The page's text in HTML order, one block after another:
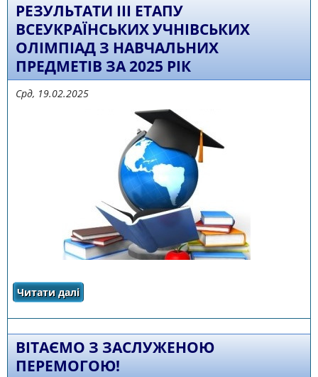
РЕЗУЛЬТАТИ III ЕТАПУ
ВСЕУКРАЇНСЬКИХ УЧНІВСЬКИХ
ОЛІМПІАД З НАВЧАЛЬНИХ
ПРЕДМЕТІВ ЗА 2025 РІК
Срд, 19.02.2025
Читати далі
ПРЕДМЕТІВ ЗА 2025 РІК
ВІТАЄМО З ЗАСЛУЖЕНОЮ
ПЕРЕМОГОЮ!